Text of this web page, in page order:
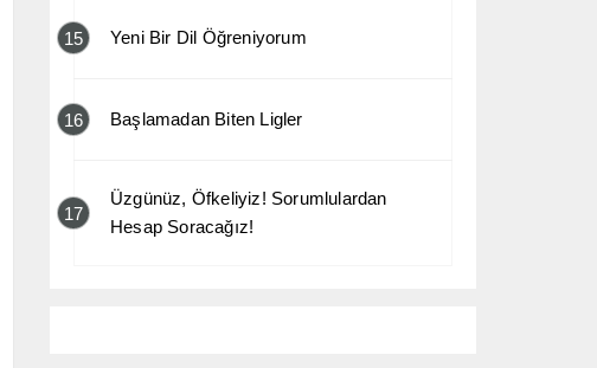
15 Yeni Bir Dil Öğreniyorum
16 Başlamadan Biten Ligler
17
Üzgünüz, Öfkeliyiz! Sorumlulardan
Hesap Soracağız!